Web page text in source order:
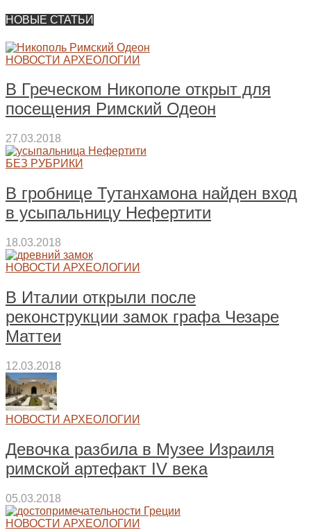
НОВЫЕ СТАТЬИ
НОВОСТИ АРХЕОЛОГИИ
В Греческом Никополе открыт для
посещения Римский Одеон
27.03.2018
БЕЗ РУБРИКИ
В гробнице Тутанхамона найден вход
в усыпальницу Нефертити
18.03.2018
НОВОСТИ АРХЕОЛОГИИ
В Италии открыли после
реконструкции замок графа Чезаре
Маттеи
12.03.2018
НОВОСТИ АРХЕОЛОГИИ
Девочка разбила в Музее Израиля
римской артефакт IV века
05.03.2018
НОВОСТИ АРХЕОЛОГИИ